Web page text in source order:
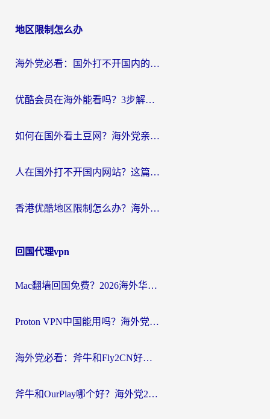
地区限制怎么办
海外党必看：国外打不开国内的app怎么办？3步解决你的乡愁
优酷会员在海外能看吗？3步解决海外追剧难题，附实测好用加速器推荐
如何在国外看土豆网？海外党亲测有效的追剧加速器选择指南
人在国外打不开国内网站？这篇攻略帮你无缝解锁国内资源（附交管12123使用技巧）
香港优酷地区限制怎么办？海外党亲测有效的追剧解决方案
回国代理vpn
Mac翻墙回国免费？2026海外华人亲测：从CCTV5直播到国内APP，这样选加速器才靠谱
Proton VPN中国能用吗？海外党选回国加速器的避坑指南（附番茄加速器实测）
海外党必看：斧牛和Fly2CN好用吗？3招教你选对回国加速器（附免费试用攻略）
斧牛和OurPlay哪个好？海外党2026亲测：选对加速器，国内资源秒加载